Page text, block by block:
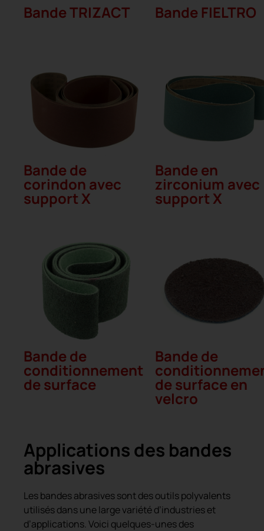
Bande TRIZACT Bande FIELTRO
Bande de
corindon avec
support X
Bande en
zirconium avec
support X
Bande de
conditionnement
de surface
Bande de
de surface en
velcro
Applications des bandes
abrasives
Les bandes abrasives sont des outils polyvalents
utilisés dans une large variété d’industries et
d’applications. Voici quelques-unes des